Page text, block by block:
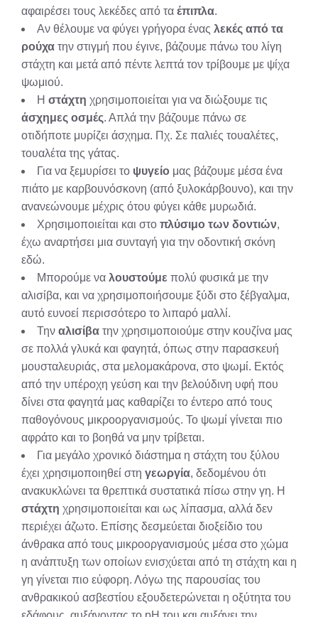
αφαιρέσει τους λεκέδες από τα έπιπλα.
Αν θέλουμε να φύγει γρήγορα ένας λεκές από τα
ρούχα την στιγμή που έγινε, βάζουμε πάνω του λίγη
στάχτη και μετά από πέντε λεπτά τον τρίβουμε με ψίχα
ψωμιού.
Η στάχτη χρησιμοποιείται για να διώξουμε τις
άσχημες οσμές. Απλά την βάζουμε πάνω σε
οτιδήποτε μυρίζει άσχημα. Πχ. Σε παλιές τουαλέτες,
τουαλέτα της γάτας.
Για να ξεμυρίσει το ψυγείο μας βάζουμε μέσα ένα
πιάτο με καρβουνόσκονη (από ξυλοκάρβουνο), και την
ανανεώνουμε μέχρις ότου φύγει κάθε μυρωδιά.
Χρησιμοποιείται και στο πλύσιμο των δοντιών,
έχω αναρτήσει μια συνταγή για την οδοντική σκόνη
εδώ.
Μπορούμε να λουστούμε πολύ φυσικά με την
αλισίβα, και να χρησιμοποιήσουμε ξύδι στο ξέβγαλμα,
αυτό ευνοεί περισσότερο το λιπαρό μαλλί.
Την αλισίβα την χρησιμοποιούμε στην κουζίνα μας
σε πολλά γλυκά και φαγητά, όπως στην παρασκευή
μουσταλευριάς, στα μελομακάρονα, στο ψωμί. Εκτός
από την υπέροχη γεύση και την βελούδινη υφή που
δίνει στα φαγητά μας καθαρίζει το έντερο από τους
παθογόνους μικροοργανισμούς. Το ψωμί γίνεται πιο
αφράτο και το βοηθά να μην τρίβεται.
Για μεγάλο χρονικό διάστημα η στάχτη του ξύλου
έχει χρησιμοποιηθεί στη γεωργία, δεδομένου ότι
ανακυκλώνει τα θρεπτικά συστατικά πίσω στην γη. Η
στάχτη χρησιμοποιείται και ως λίπασμα, αλλά δεν
περιέχει άζωτο. Επίσης δεσμεύεται διοξείδιο του
άνθρακα από τους μικροοργανισμούς μέσα στο χώμα
η ανάπτυξη των οποίων ενισχύεται από τη στάχτη και η
γη γίνεται πιο εύφορη. Λόγω της παρουσίας του
ανθρακικού ασβεστίου εξουδετερώνεται η οξύτητα του